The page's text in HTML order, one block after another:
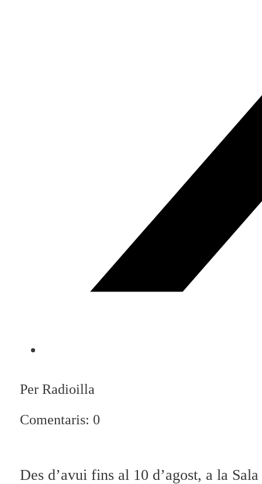
Per Radioilla
Comentaris: 0
Des d’avui fins al 10 d’agost, a la